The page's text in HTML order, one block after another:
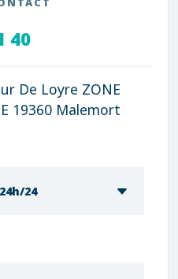
40
De Loyre ZONE
19360 Malemort
24